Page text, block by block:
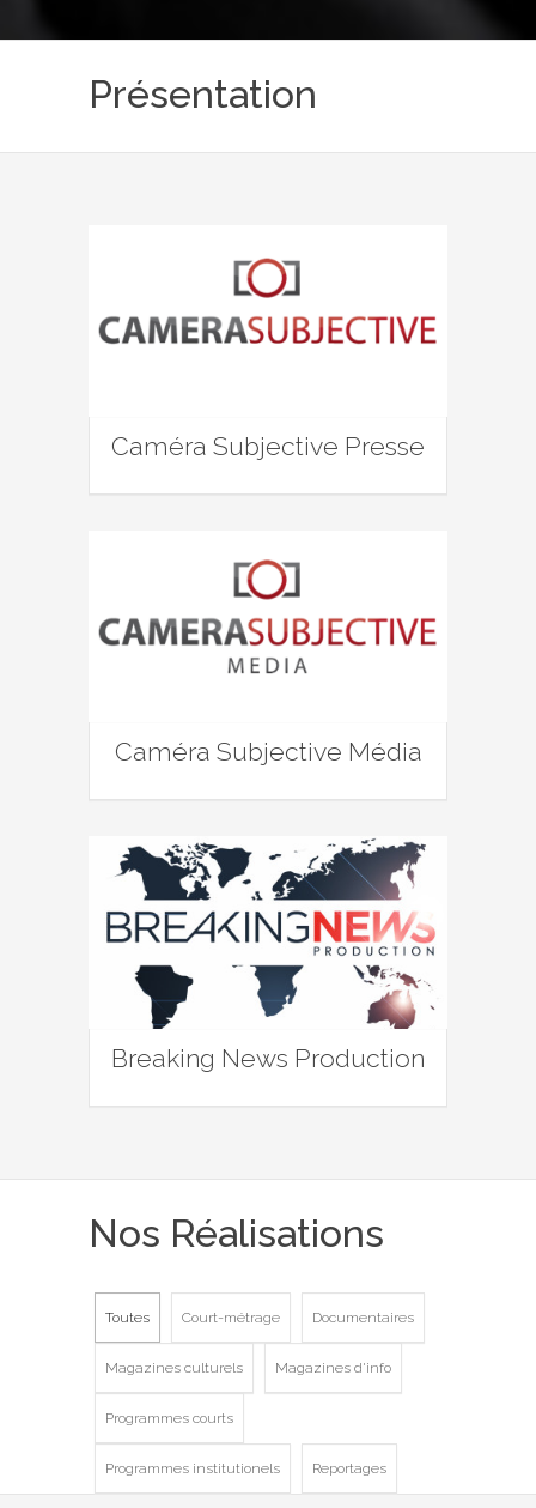
Présentation
Caméra Subjective Presse
Caméra Subjective Média
Breaking News Production
Nos Réalisations
Toutes Court-métrage Documentaires
Magazines culturels Magazines d'info
Programmes courts
Programmes institutionels Reportages